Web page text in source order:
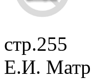
стр.255
Е.И.